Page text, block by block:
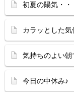
初夏の陽気・・
カラッとした
気持ちのよい朝
今日の中休み♪